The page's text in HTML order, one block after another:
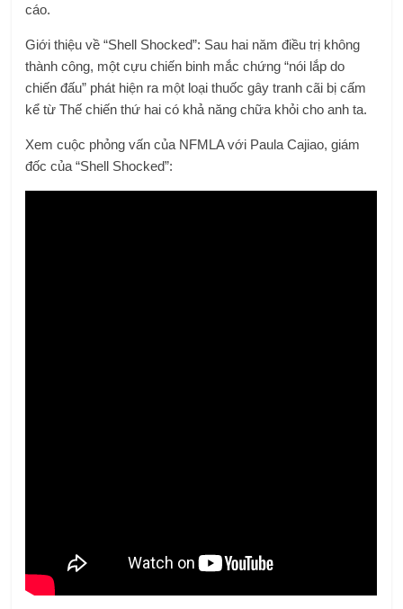
cáo.
Giới thiệu về “Shell Shocked”: Sau hai năm điều trị không
thành công, một cựu chiến binh mắc chứng “nói lắp do
chiến đấu” phát hiện ra một loại thuốc gây tranh cãi bị cấm
kể từ Thế chiến thứ hai có khả năng chữa khỏi cho anh ta.
Xem cuộc phỏng vấn của NFMLA với Paula Cajiao, giám
đốc của “Shell Shocked”: